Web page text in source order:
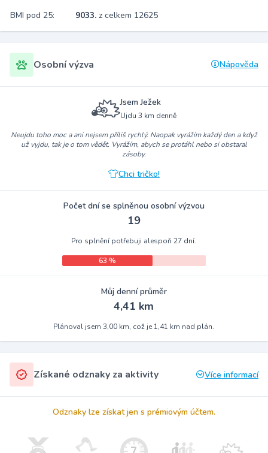
BMI pod 25:
9033. z celkem 12625
Osobní výzva Nápověda
Jsem Ježek
Ujdu 3 km denně
Neujdu toho moc a ani nejsem příliš rychlý. Naopak vyrážím každý den a když
už vyjdu, tak je o tom vědět. Vyrážím, abych se protáhl nebo si obstaral
zásoby.
Chci tričko!
Počet dní se splněnou osobní výzvou
19
Pro splnění potřebuji alespoň 27 dní.
63 %
Můj denní průměr
4,41 km
Plánoval jsem 3,00 km, což je 1,41 km nad plán.
Získané odznaky za aktivity Více informací
Odznaky lze získat jen s prémiovým účtem.